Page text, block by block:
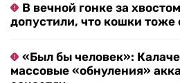
В вечной гонке за
допустили, что кошки
«Был бы человек»:
массовые «обнуления»